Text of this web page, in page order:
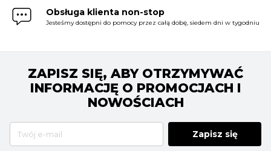
Obsługa klienta non-stop
Jesteśmy dostępni do pomocy przez całą dobę, siedem dni w tygodniu
ZAPISZ SIĘ, ABY OTRZYMYWAĆ
INFORMACJĘ O PROMOCJACH I
NOWOŚCIACH
Zapisz się